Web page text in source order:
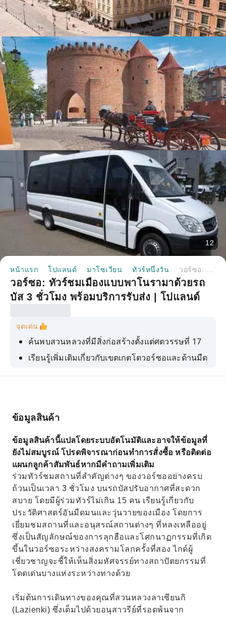
12
หน้าแรก โปแลนด์ มาโซเวียน ทัวร์หนึ่งวัน
วอร์ซอ: ทัวร์ชมเมืองแบบพาโนรามาด้วยรถ
บัส 3 ชั่วโมง พร้อมบริการรับส่ง | โปแลนด์
จุดเด่น
ค้นพบสวนหลวงที่มีสิ่งก่อสร้างตั้งแต่ศตวรรษที่ 17
เรียนรู้เพิ่มเติมเกี่ยวกับเขตเกตโตวอร์ซอและด้านมืด
ข้อมูลสินค้า
ข้อมูลสินค้านี้แปลโดยระบบอัตโนมัติและอาจให้ข้อมูลที่
ยังไม่สมบูรณ์ โปรดพิจารณาก่อนทำการสั่งซื้อ หรือติดต่อ
แผนกลูกค้าสัมพันธ์หากมีคำถามเพิ่มเติม
ร่วมทัวร์ชมสถานที่สำคัญต่างๆ ของวอร์ซออย่างครบ
ถ้วนเป็นเวลา 3 ชั่วโมง บนรถบัสปรับอากาศที่สะดวก
สบาย โดยมีผู้ร่วมทัวร์ไม่เกิน 15 คน เรียนรู้เกี่ยวกับ
ประวัติศาสตร์อันมืดมนและวุ่นวายของเมือง โดยการ
เยี่ยมชมสถานที่และอนุสรณ์สถานต่างๆ ที่หลงเหลืออยู่
ซึ่งเป็นสัญลักษณ์ของการลุกฮือและโศกนาฏกรรมที่เกิด
ขึ้นในวอร์ซอระหว่างสงครามโลกครั้งที่สอง ไกด์ผู้
เชี่ยวชาญจะชี้ให้เห็นสิ่งมหัศจรรย์ทางสถาปัตยกรรมที่
โดดเด่นบางแห่งระหว่างทางด้วย
เริ่มต้นการเดินทางของคุณที่สวนหลวงลาเซียนกิ
(Lazienki) ซึ่งเต็มไปด้วยอนุสาวรีย์ที่รอดพ้นจาก